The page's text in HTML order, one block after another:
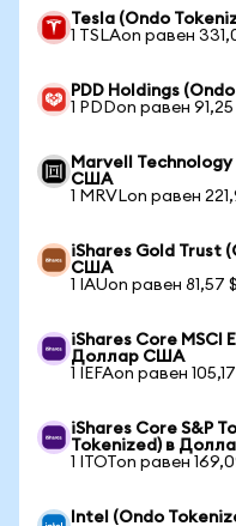
Tesla (Ondo
1 TSLAon равен
PDD Holdings
1 PDDon равен 91,25
Marvell
США
1 MRVLon равен
iShares Gold Trust
США
1 IAUon равен 81,57 $
iShares Core MSCI
Доллар США
1 IEFAon равен
iShares Core S&P
Tokenized) в
1 ITOTon равен
Intel (Ondo